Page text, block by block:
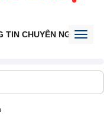
TIN CHUYÊN NGÀNH